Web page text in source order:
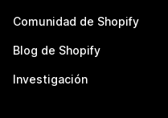
Comunidad de Shopify
Blog de Shopify
Investigación